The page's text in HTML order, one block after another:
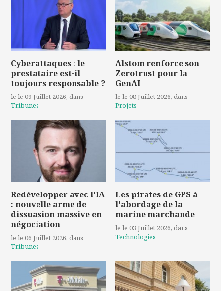
Cyberattaques : le
prestataire est-il
toujours responsable ?
le le 09 Juillet 2026, dans
Tribunes
Alstom renforce son
Zerotrust pour la
GenAI
le le 08 Juillet 2026, dans
Projets
Redévelopper avec l'IA
: nouvelle arme de
dissuasion massive en
négociation
le le 06 Juillet 2026, dans
Tribunes
Les pirates de GPS à
l'abordage de la
marine marchande
le le 03 Juillet 2026, dans
Technologies